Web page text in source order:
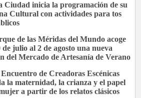
Ciudad inicia la programación de su
Cultural con actividades para tos
de las Méridas del Mundo acoge
de julio al 2 de agosto una nueva
del Mercado de Artesanía de Verano
de Creadoras Escénicas
la maternidad, la crianza y el papel
a partir de los relatos clásicos